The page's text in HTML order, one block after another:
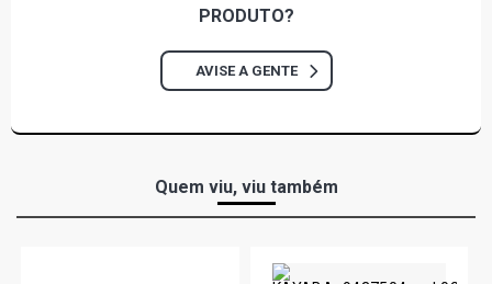
PRODUTO?
AVISE A GENTE
Quem viu, viu também